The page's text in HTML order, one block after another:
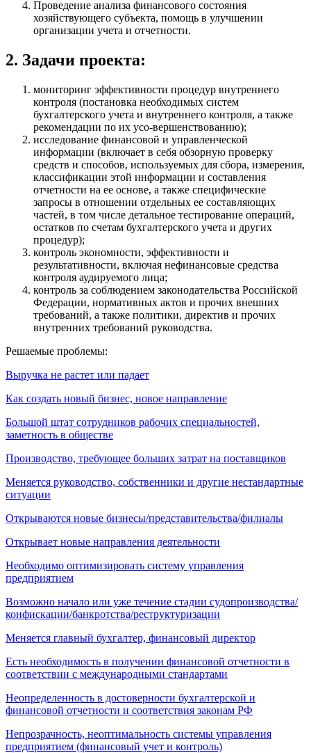
Проведение анализа финансового состояния
хозяйствующего субъекта, помощь в улучшении
организации учета и отчетности.
2. Задачи проекта:
мониторинг эффективности процедур внутреннего
контроля (постановка необходимых систем
бухгалтерского учета и внутреннего контроля, а также
рекомендации по их усо-вершенствованию);
исследование финансовой и управленческой
информации (включает в себя обзорную проверку
средств и способов, используемых для сбора, измерения,
классификации этой информации и составления
отчетности на ее основе, а также специфические
запросы в отношении отдельных ее составляющих
частей, в том числе детальное тестирование операций,
остатков по счетам бухгалтерского учета и других
процедур);
контроль экономности, эффективности и
результативности, включая нефинансовые средства
контроля аудируемого лица;
контроль за соблюдением законодательства Российской
Федерации, нормативных актов и прочих внешних
требований, а также политики, директив и прочих
внутренних требований руководства.
Решаемые проблемы:
Выручка не растет или падает
Как создать новый бизнес, новое направление
Большой штат сотрудников рабочих специальностей,
заметность в обществе
Производство, требующее больших затрат на поставщиков
Меняется руководство, собственники и другие нестандартные
ситуации
Открываются новые бизнесы/представительства/филиалы
Открывает новые направления деятельности
Необходимо оптимизировать систему управления
предприятием
Возможно начало или уже течение стадии судопроизводства/
конфискации/банкротства/реструктуризации
Меняется главный бухгалтер, финансовый директор
Есть необходимость в получении финансовой отчетности в
соответствии с международными стандартами
Неопределенность в достоверности бухгалтерской и
финансовой отчетности и соответствия законам РФ
Непрозрачность, неоптимальность системы управления
предприятием (финансовый учет и контроль)